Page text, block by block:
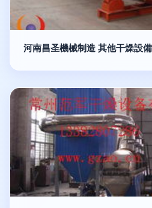
河南昌圣機械制造 其他干燥設